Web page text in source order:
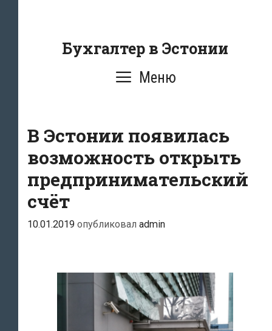
содержаниюБухгалтер в Эстонии
Меню
В Эстонии появилась
возможность открыть
предпринимательский
счёт
10.01.2019 опубликовал admin